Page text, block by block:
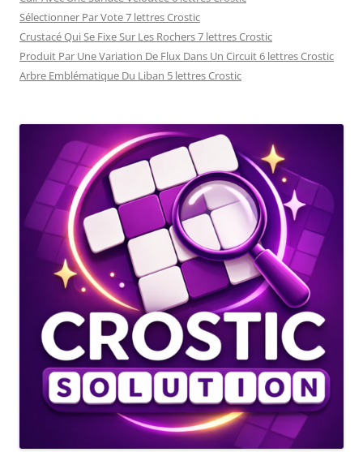
Sélectionner Par Vote 7 lettres Crostic
Crustacé Qui Se Fixe Sur Les Rochers 7 lettres Crostic
Produit Par Une Variation De Flux Dans Un Circuit 6 lettres Crostic
Arbre Emblématique Du Liban 5 lettres Crostic